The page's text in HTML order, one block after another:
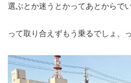
選ぶとか迷うとかってあとからでい
って取り合えずもう乗るでしょ、